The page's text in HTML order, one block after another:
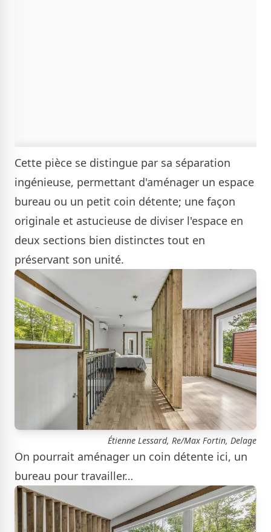
Cette pièce se distingue par sa séparation
ingénieuse, permettant d'aménager un espace
bureau ou un petit coin détente; une façon
originale et astucieuse de diviser l'espace en
deux sections bien distinctes tout en
préservant son unité.
Étienne Lessard, Re/Max Fortin, Delage
On pourrait aménager un coin détente ici, un
bureau pour travailler…